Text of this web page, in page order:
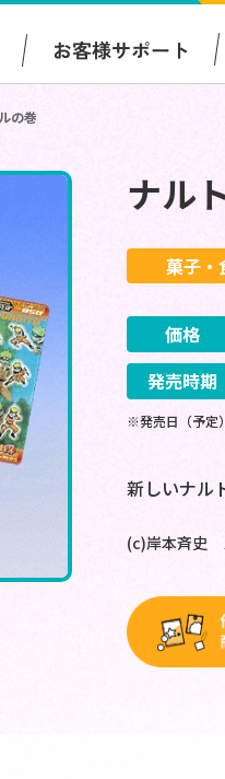
お客様サポート
の巻
ナル
菓子・
価格
発売時期
※発売日（予定
新しいナル
(c)岸本斉史